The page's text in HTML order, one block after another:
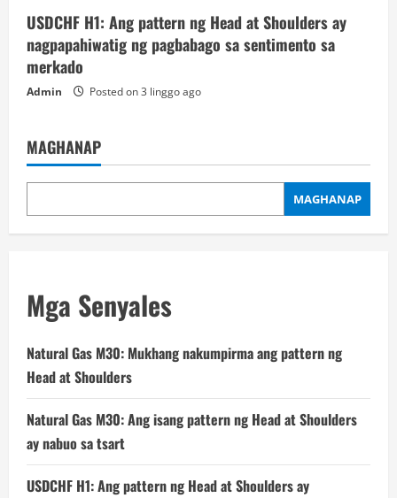
USDCHF H1: Ang pattern ng Head at Shoulders ay
nagpapahiwatig ng pagbabago sa sentimento sa
merkado
Admin Posted on 3 linggo ago
MAGHANAP
MAGHANAP
Mga Senyales
Natural Gas M30: Mukhang nakumpirma ang pattern ng
Head at Shoulders
Natural Gas M30: Ang isang pattern ng Head at Shoulders
ay nabuo sa tsart
USDCHF H1: Ang pattern ng Head at Shoulders ay